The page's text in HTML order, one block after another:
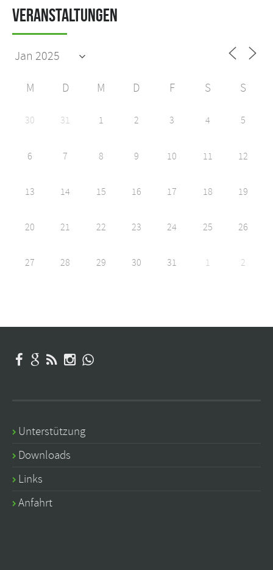
Veranstaltungen
M D M D F S S
30 31 1 2 3 4 5
6 7 8 9 10 11 12
13 14 15 16 17 18 19
20 21 22 23 24 25 26
27 28 29 30 31 1 2
Unterstützung
Downloads
Links
Anfahrt